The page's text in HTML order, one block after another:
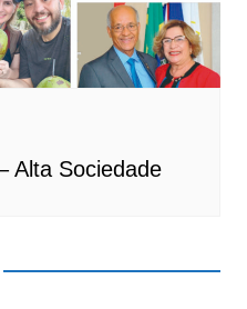
Alta Sociedade